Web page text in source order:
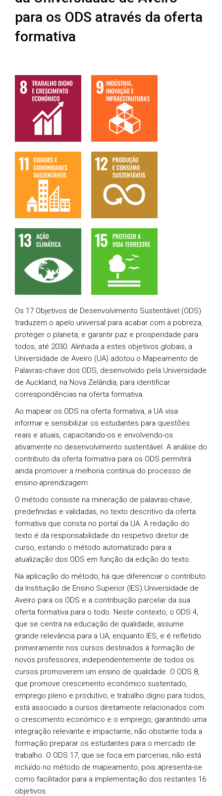
para os ODS através da oferta
formativa
Os 17 Objetivos de Desenvolvimento Sustentável (ODS)
traduzem o apelo universal para acabar com a pobreza,
proteger o planeta, e garantir paz e prosperidade para
todos, até 2030. Alinhada a estes objetivos globais, a
Universidade de Aveiro (UA) adotou o Mapeamento de
Palavras-chave dos ODS, desenvolvido pela Universidade
de Auckland, na Nova Zelândia, para identificar
correspondências na oferta formativa.
Ao mapear os ODS na oferta formativa, a UA visa
informar e sensibilizar os estudantes para questões
reais e atuais, capacitando-os e envolvendo-os
ativamente no desenvolvimento sustentável. A análise do
contributo da oferta formativa para os ODS permitirá
ainda promover a melhoria contínua do processo de
ensino-aprendizagem.
O método consiste na mineração de palavras-chave,
predefinidas e validadas, no texto descritivo da oferta
formativa que consta no portal da UA. A redação do
texto é da responsabilidade do respetivo diretor de
curso, estando o método automatizado para a
atualização dos ODS em função da edição do texto.
Na aplicação do método, há que diferenciar o contributo
da Instituição de Ensino Superior (IES) Universidade de
Aveiro para os ODS e a contribuição parcelar da sua
oferta formativa para o todo. Neste contexto, o ODS 4,
que se centra na educação de qualidade, assume
grande relevância para a UA, enquanto IES, e é refletido
primeiramente nos cursos destinados à formação de
novos professores, independentemente de todos os
cursos promoverem um ensino de qualidade. O ODS 8,
que promove crescimento económico sustentado,
emprego pleno e produtivo, e trabalho digno para todos,
está associado a cursos diretamente relacionados com
o crescimento económico e o emprego, garantindo uma
integração relevante e impactante, não obstante toda a
formação preparar os estudantes para o mercado de
trabalho. O ODS 17, que se foca em parcerias, não está
incluído no método de mapeamento, pois apresenta-se
como facilitador para a implementação dos restantes 16
objetivos.